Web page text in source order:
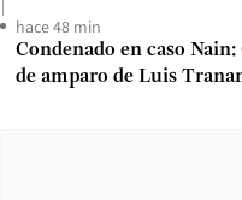
hace 48 min
Condenado en caso
de amparo de Luis